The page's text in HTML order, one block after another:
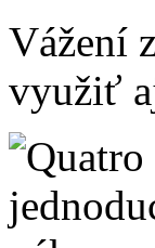
Vážení
využiť